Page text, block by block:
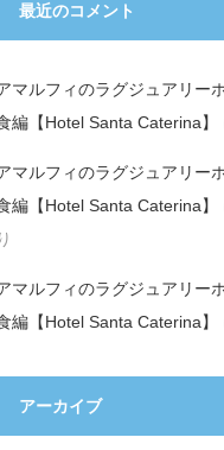
最近のコメント
マルフィのラグジュアリー
編【Hotel Santa Caterina】
マルフィのラグジュアリー
編【Hotel Santa Caterina】
り
マルフィのラグジュアリー
編【Hotel Santa Caterina】
アーカイブ